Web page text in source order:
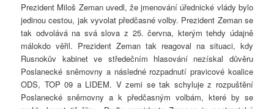
Prezident Miloš Zeman uvedl, že jmenování úřednické vlády bylo
jedinou cestou, jak vyvolat předčasné volby. Prezident Zeman se
tak odvolává na svá slova z 25. června, kterým tehdy údajně
málokdo věřil. Prezident Zeman tak reagoval na situaci, kdy
Rusnokův kabinet ve středečním hlasování nezískal důvěru
Poslanecké sněmovny a následné rozpadnutí pravicové koalice
ODS, TOP 09 a LIDEM. V zemi se tak schyluje z rozpuštění
Poslanecké sněmovny a k předčasným volbám, které by se